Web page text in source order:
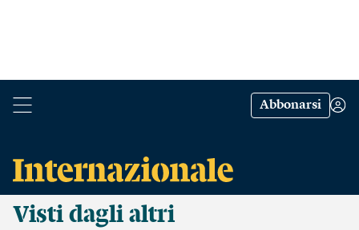
Abbonarsi
Visti dagli altri